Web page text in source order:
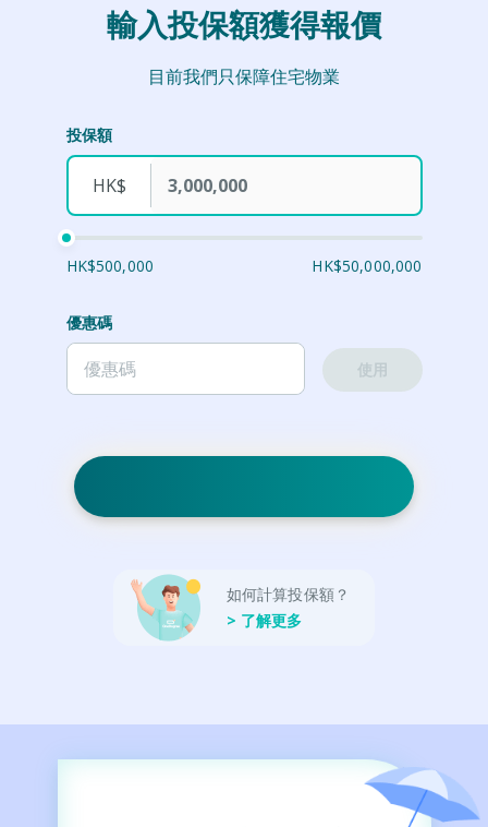
輸入投保額獲得報價
目前我們只保障住宅物業
投保額
HK$
HK$500,000 HK$50,000,000
優惠碼
使用
如何計算投保額？
> 了解更多